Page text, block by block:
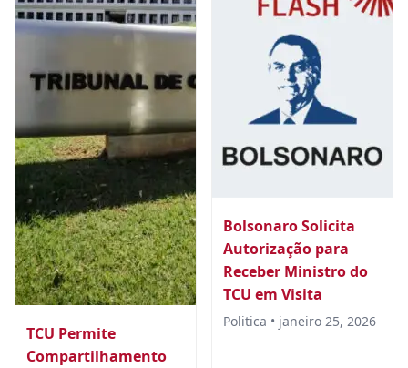
TCU Permite
Compartilhamento
Bolsonaro Solicita
Autorização para
Receber Ministro do
TCU em Visita
Politica • janeiro 25, 2026